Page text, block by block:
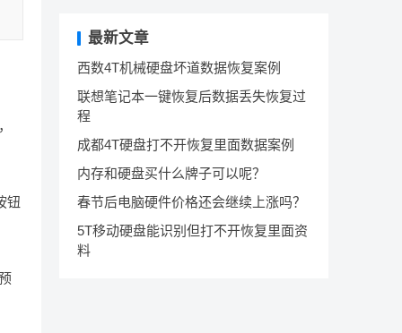
钮
最新文章
西数4T机械硬盘坏道数据恢复案例
联想笔记本一键恢复后数据丢失恢复过
程
成都4T硬盘打不开恢复里面数据案例
内存和硬盘买什么牌子可以呢？
春节后电脑硬件价格还会继续上涨吗？
5T移动硬盘能识别但打不开恢复里面资
料